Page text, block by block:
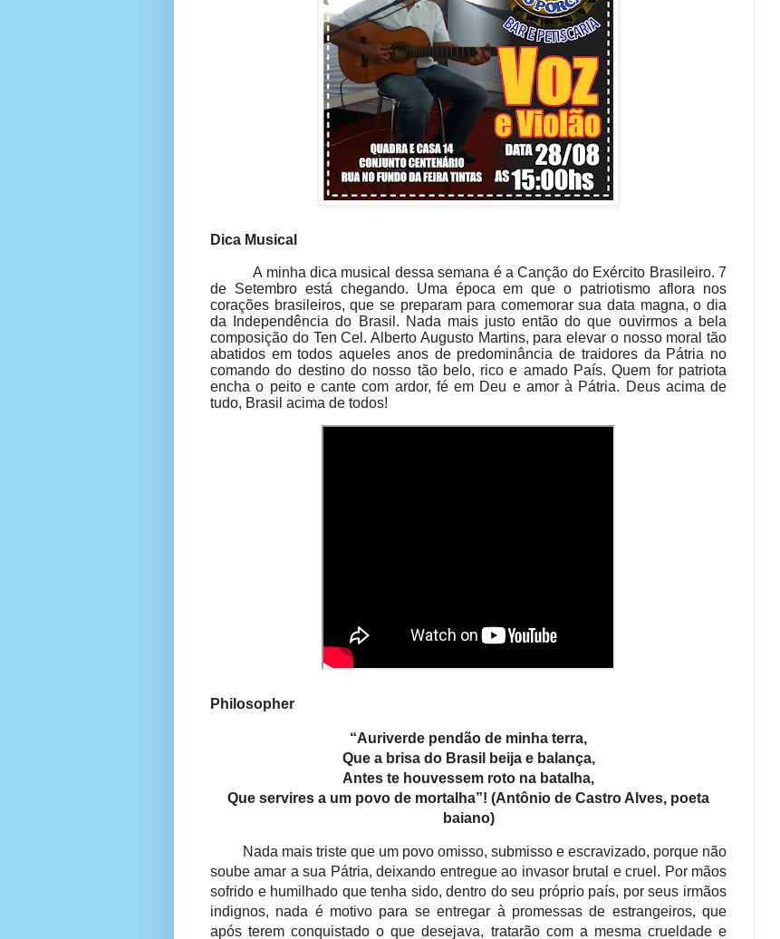
Dica Musical
A minha dica musical dessa semana é a Canção do Exército Brasileiro. 7
de Setembro está chegando. Uma época em que o patriotismo aflora nos
corações brasileiros, que se preparam para comemorar sua data magna, o dia
da Independência do Brasil. Nada mais justo então do que ouvirmos a bela
composição do Ten Cel. Alberto Augusto Martins, para elevar o nosso moral tão
abatidos em todos aqueles anos de predominância de traidores da Pátria no
comando do destino do nosso tão belo, rico e amado País. Quem for patriota
encha o peito e cante com ardor, fé em Deu e amor à Pátria. Deus acima de
tudo, Brasil acima de todos!
Philosopher
“Auriverde pendão de minha terra,
Que a brisa do Brasil beija e balança,
Antes te houvessem roto na batalha,
Que servires a um povo de mortalha”! (Antônio de Castro Alves, poeta
baiano)
Nada mais triste que um povo omisso, submisso e escravizado, porque não
soube amar a sua Pátria, deixando entregue ao invasor brutal e cruel. Por mãos
sofrido e humilhado que tenha sido, dentro do seu próprio país, por seus irmãos
indignos, nada é motivo para se entregar à promessas de estrangeiros, que
após terem conquistado o que desejava, tratarão com a mesma crueldade e